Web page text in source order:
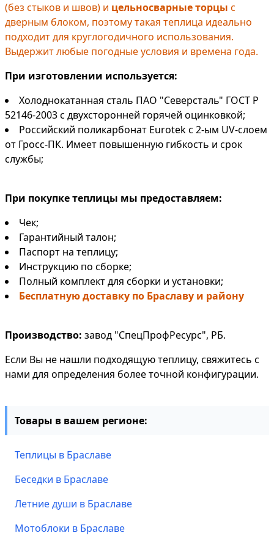
(без стыков и швов) и цельносварные торцы с
дверным блоком, поэтому такая теплица идеально
подходит для круглогодичного использования.
Выдержит любые погодные условия и времена года.
При изготовлении используется:
Холоднокатанная сталь ПАО "Северсталь" ГОСТ Р
52146-2003 с двухсторонней горячей оцинковкой;
Российский поликарбонат Eurotek с 2-ым UV-слоем
от Гросс-ПК. Имеет повышенную гибкость и срок
службы;
При покупке теплицы мы предоставляем:
Чек;
Гарантийный талон;
Паспорт на теплицу;
Инструкцию по сборке;
Полный комплект для сборки и установки;
Бесплатную доставку по Браславу и району
Производство: завод "СпецПрофРесурс", РБ.
Если Вы не нашли подходящую теплицу, свяжитесь с
нами для определения более точной конфигурации.
Товары в вашем регионе:
Теплицы в Браславе
Беседки в Браславе
Летние души в Браславе
Мотоблоки в Браславе